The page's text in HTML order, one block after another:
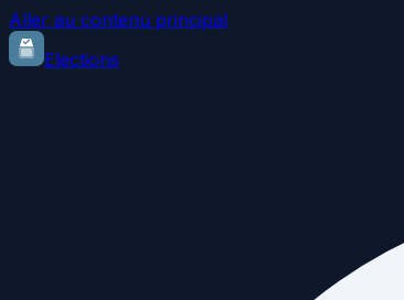
Aller au contenu principal
Elections